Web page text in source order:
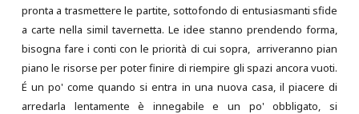
pronta a trasmettere le partite, sottofondo di entusiasmanti sfide
a carte nella simil tavernetta. Le idee stanno prendendo forma,
bisogna fare i conti con le priorità di cui sopra, arriveranno pian
piano le risorse per poter finire di riempire gli spazi ancora vuoti.
É un po' come quando si entra in una nuova casa, il piacere di
arredarla lentamente è innegabile e un po' obbligato, si